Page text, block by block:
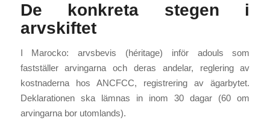
De konkreta stegen i
arvskiftet
I Marocko: arvsbevis (héritage) inför adouls som
fastställer arvingarna och deras andelar, reglering av
kostnaderna hos ANCFCC, registrering av ägarbytet.
Deklarationen ska lämnas in inom 30 dagar (60 om
arvingarna bor utomlands).